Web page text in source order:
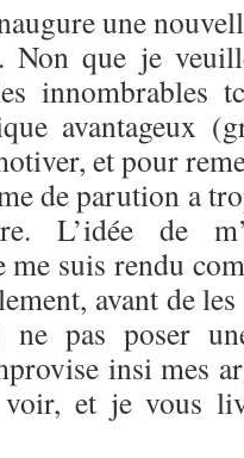
une
Non que je
innombrables
avantageux
et pour
de parution a
L’idée de
me suis rendu
avant de
pas poser
insi mes
et je vous